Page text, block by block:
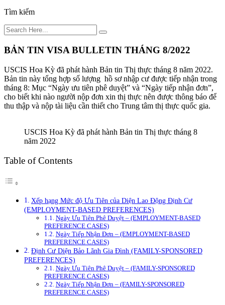
Tìm kiếm
BẢN TIN VISA BULLETIN THÁNG 8/2022
USCIS Hoa Kỳ đã phát hành Bản tin Thị thực tháng 8 năm 2022.
Bản tin này tổng hợp số lượng hồ sơ nhập cư được tiếp nhận trong
tháng 8: Mục “Ngày ưu tiên phê duyệt” và “Ngày tiếp nhận đơn”,
cho biết khi nào người nộp đơn xin thị thực nên được thông báo để
thu thập và nộp tài liệu cần thiết cho Trung tâm thị thực quốc gia.
USCIS Hoa Kỳ đã phát hành Bản tin Thị thực tháng 8
năm 2022
Table of Contents
Xếp hạng Mức độ Ưu Tiên của Diện Lao Động Định Cư
(EMPLOYMENT-BASED PREFERENCES)
Ngày Ưu Tiên Phê Duyệt – (EMPLOYMENT-BASED
PREFERENCE CASES)
Ngày Tiếp Nhận Đơn – (EMPLOYMENT-BASED
PREFERENCE CASES)
Định Cư Diện Bảo Lãnh Gia Đình (FAMILY-SPONSORED
PREFERENCES)
Ngày Ưu Tiên Phê Duyệt – (FAMILY-SPONSORED
PREFERENCE CASES)
Ngày Tiếp Nhận Đơn – (FAMILY-SPONSORED
PREFERENCE CASES)